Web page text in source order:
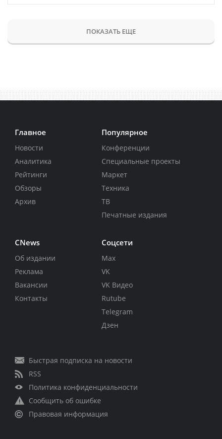
ПОКАЗАТЬ ЕЩЕ
Главное
Новости
Аналитика
Рейтинги
Обзоры
Архив
Популярное
Конференции
Специальные проекты
Маркет
Техника
ТВ
Печатные издания
CNews
Об издании
Реклама
Вакансии
Контакты
Соцсети
Max
VK
VK Видео
Rutube
Telegram
Дзен
Быстрая подписка на новости
RSS
Политика конфиденциальности
Сообщить об ошибке
Правовая информация